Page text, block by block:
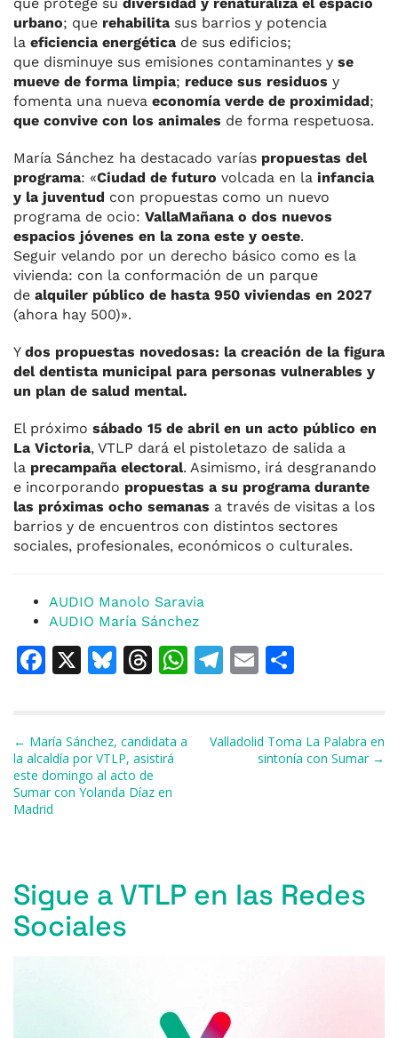
urbano; que rehabilita sus barrios y potencia
la eficiencia energética de sus edificios;
que disminuye sus emisiones contaminantes y se
mueve de forma limpia; reduce sus residuos y
fomenta una nueva economía verde de proximidad;
que convive con los animales de forma respetuosa.
María Sánchez ha destacado varías propuestas del
programa: «Ciudad de futuro volcada en la infancia
y la juventud con propuestas como un nuevo
programa de ocio: VallaMañana o dos nuevos
espacios jóvenes en la zona este y oeste.
Seguir velando por un derecho básico como es la
vivienda: con la conformación de un parque
de alquiler público de hasta 950 viviendas en 2027
(ahora hay 500)».
Y dos propuestas novedosas: la creación de la figura
del dentista municipal para personas vulnerables y
un plan de salud mental.
El próximo sábado 15 de abril en un acto público en
La Victoria, VTLP dará el pistoletazo de salida a
la precampaña electoral. Asimismo, irá desgranando
e incorporando propuestas a su programa durante
las próximas ocho semanas a través de visitas a los
barrios y de encuentros con distintos sectores
sociales, profesionales, económicos o culturales.
AUDIO Manolo Saravia
AUDIO María Sánchez
F
e
b
o
X
Bl
s
k
y
T
a
d
s
W T
gr
E
l
p
ar
Navegación de entradas
← María Sánchez, candidata a
la alcaldía por VTLP, asistirá
este domingo al acto de
Sumar con Yolanda Díaz en
Madrid
Valladolid Toma La Palabra en
sintonía con Sumar →
Sigue a VTLP en las Redes
Sociales